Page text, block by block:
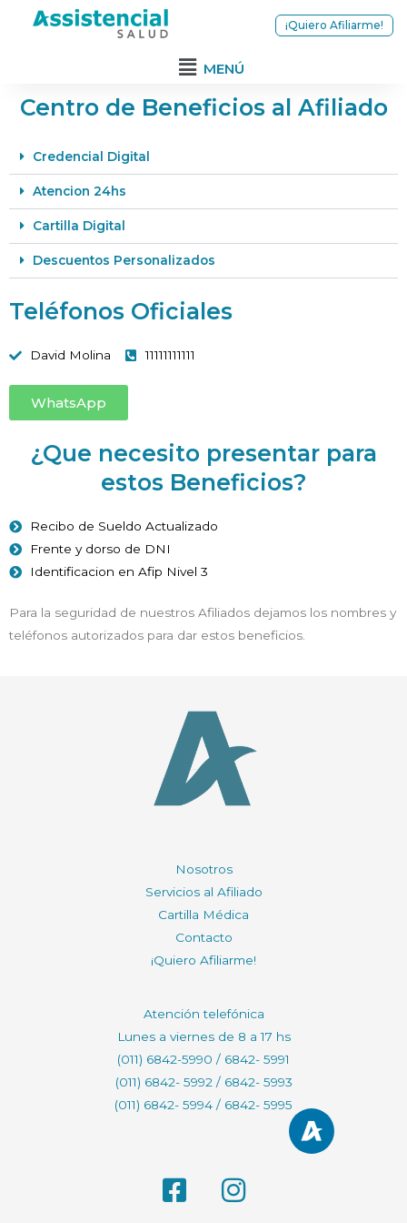
¡Quiero Afiliarme!
MENÚ
Centro de Beneficios al Afiliado
Credencial Digital
Atencion 24hs
Cartilla Digital
Descuentos Personalizados
Teléfonos Oficiales
David Molina 11111111111
WhatsApp
¿Que necesito presentar para
estos Beneficios?
Recibo de Sueldo Actualizado
Frente y dorso de DNI
Identificacion en Afip Nivel 3
Para la seguridad de nuestros Afiliados dejamos los nombres y
teléfonos autorizados para dar estos beneficios.
Nosotros
Servicios al Afiliado
Cartilla Médica
Contacto
¡Quiero Afiliarme!
Atención telefónica
Lunes a viernes de 8 a 17 hs
(011) 6842-5990 / 6842- 5991
(011) 6842- 5992 / 6842- 5993
(011) 6842- 5994 / 6842- 5995